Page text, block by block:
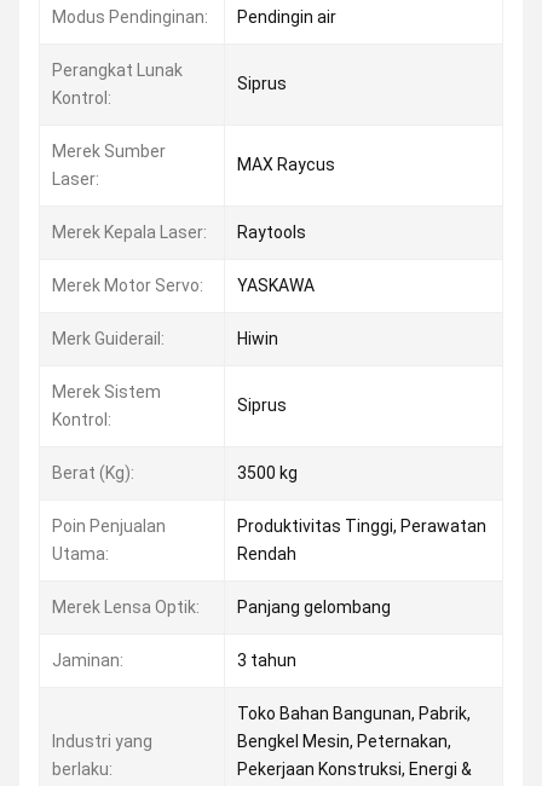
Modus Pendinginan: Pendingin air
Perangkat Lunak
Kontrol:
Siprus
Merek Sumber
Laser:
MAX Raycus
Merek Kepala Laser: Raytools
Merek Motor Servo: YASKAWA
Merk Guiderail: Hiwin
Merek Sistem
Kontrol:
Siprus
Berat (Kg): 3500 kg
Poin Penjualan
Utama:
Produktivitas Tinggi, Perawatan
Rendah
Merek Lensa Optik: Panjang gelombang
Jaminan: 3 tahun
Industri yang
berlaku:
Toko Bahan Bangunan, Pabrik,
Bengkel Mesin, Peternakan,
Pekerjaan Konstruksi, Energi &